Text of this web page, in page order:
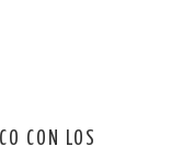
CON LOS